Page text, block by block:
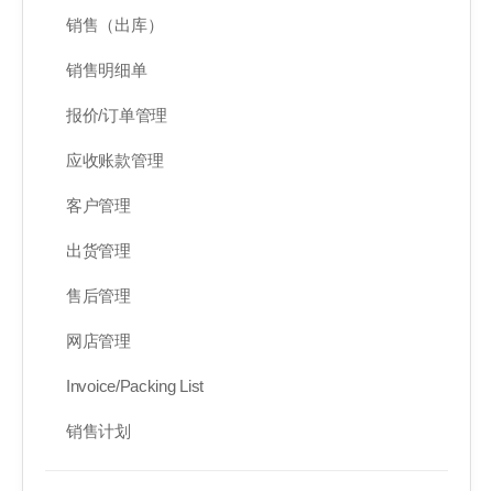
销售（出库）
销售明细单
报价/订单管理
应收账款管理
客户管理
出货管理
售后管理
网店管理
Invoice/Packing List
销售计划